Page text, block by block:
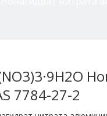
7784-27-2